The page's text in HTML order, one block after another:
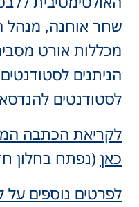
שחר אוחנה, מנהל
מכללות אורט
הניתנים
לסטודנטים
כאן (נפתח בחלון
לפרטים נוספים על